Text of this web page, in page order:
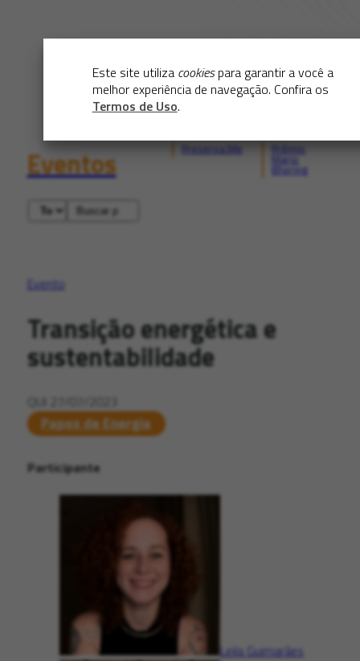
Este site utiliza cookiespara garantir a você a
melhor experiência de navegação. Confira os
Termos de Uso.
Eventos Bhering
Evento
Transição energética e
sustentabilidade
Papos de Energia
Participante
Leila Guimarães